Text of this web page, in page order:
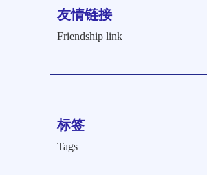
友情链接
Friendship link
标签
Tags